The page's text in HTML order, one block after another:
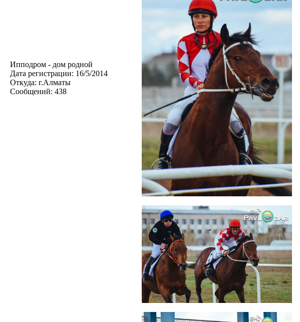
Ипподром - дом родной
Дата регистрации: 16/5/2014
Откуда: г.Алматы
Сообщений: 438